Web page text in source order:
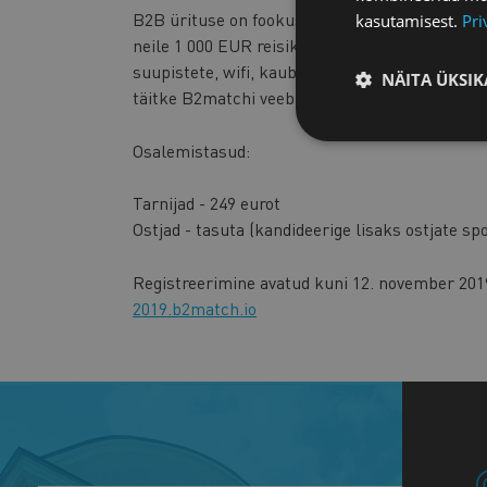
B2B ürituse on fookuses sel aastal
neile 1 000 EUR reisikuludeks ja majutuseks
suupistete, wifi, kaubandusväljaannete ja
täitke B2matchi veebisaidil olev dokument.
Osalemistasud:
Tarnijad - 249 eurot
Ostjad - tasuta (kandideerige lisaks ostjate
Registreerimine avatud kuni 12. november
2019.b2match.io
kasutamisest.
NÄITA